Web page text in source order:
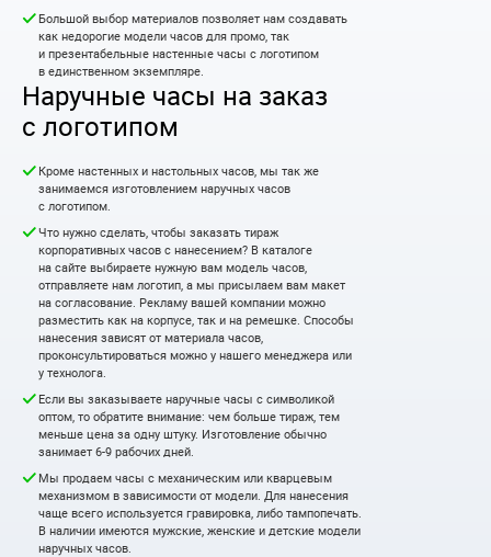
Большой выбор материалов позволяет нам создавать
как недорогие модели часов для промо, так
и презентабельные настенные часы с логотипом
в единственном экземпляре.
Наручные часы на заказ
с логотипом
Кроме настенных и настольных часов, мы так же
занимаемся изготовлением наручных часов
с логотипом.
Что нужно сделать, чтобы заказать тираж
корпоративных часов с нанесением? В каталоге
на сайте выбираете нужную вам модель часов,
отправляете нам логотип, а мы присылаем вам макет
на согласование. Рекламу вашей компании можно
разместить как на корпусе, так и на ремешке. Способы
нанесения зависят от материала часов,
проконсультироваться можно у нашего менеджера или
у технолога.
Если вы заказываете наручные часы с символикой
оптом, то обратите внимание: чем больше тираж, тем
меньше цена за одну штуку. Изготовление обычно
занимает 6-9 рабочих дней.
Мы продаем часы с механическим или кварцевым
механизмом в зависимости от модели. Для нанесения
чаще всего используется гравировка, либо тампопечать.
В наличии имеются мужские, женские и детские модели
наручных часов.